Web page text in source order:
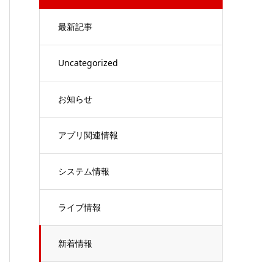
最新記事
Uncategorized
お知らせ
アプリ関連情報
システム情報
ライブ情報
新着情報